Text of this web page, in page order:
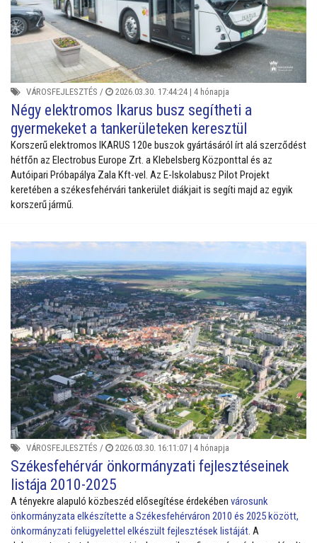
VÁROSFEJLESZTÉS / 2026.03.30. 17:44:24 | 4 hónapja
Négy elektromos Ikarus busz segítheti a
gyermekeket a tankerületeken keresztül
Korszerű elektromos IKARUS 120e buszok gyártásáról írt alá szerződést
hétfőn az Electrobus Europe Zrt. a Klebelsberg Központtal és az
Autóipari Próbapálya Zala Kft-vel. Az E-Iskolabusz Pilot Projekt
keretében a székesfehérvári tankerület diákjait is segíti majd az egyik
korszerű jármű.
VÁROSFEJLESZTÉS / 2026.03.30. 16:11:07 | 4 hónapja
Székesfehérvár önkormányzati fejlesztéseinek
listája 2010-2025
A tényekre alapuló közbeszéd elősegítése érdekében városunk
önkormányzata elkészítette a Székesfehérváron 2010 és 2025 között,
önkormányzati felügyelettel elkészült fejlesztések listáját. A